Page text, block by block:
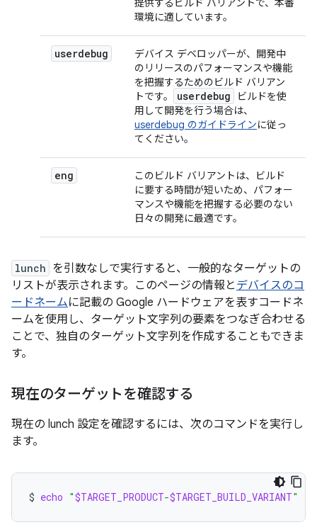
提供するビルド バリアントで、本番
環境に適しています。
userdebug
デバイス デベロッパーが、開発中
のリリースのパフォーマンスや機能
を把握するためのビルド バリアン
トです。
userdebug
ビルドを使
用して開発を行う場合は、
userdebug のガイドラインに従っ
てください。
eng
このビルド バリアントは、ビルド
に要する時間が短いため、パフォー
マンスや機能を把握する必要のない
日々の開発に最適です。
lunch を引数なしで実行すると、一般的なターゲットの
リストが表示されます。このページの情報と デバイスのコ
ードネームに記載の Google ハードウェアを表すコードネ
ームを使用し、ターゲット文字列の要素をつなぎ合わせる
ことで、独自のターゲット文字列を作成することもできま
す。
現在のターゲットを確認する
現在の lunch 設定を確認するには、次のコマンドを実行し
ます。
$ echo "$TARGET_PRODUCT-$TARGET_BUILD_VARIANT"